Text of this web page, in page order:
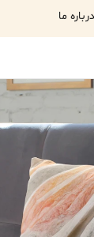
درباره ما